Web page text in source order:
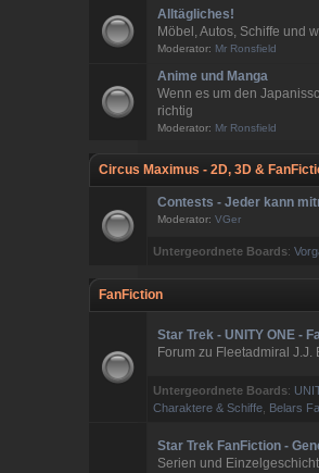
Alltägliches!
Möbel, Autos, Schiffe und
Moderator: Mr Ronsfield
Anime und Manga
Wenn es um den
richtig
Moderator: Mr Ronsfield
Circus Maximus - 2D, 3D &
Contests - Jeder kann
Moderator:VGer
Untergeordnete Boards:
FanFiction
Star Trek - UNITY ONE -
Forum zu Fleetadmiral J.J.
Untergeordnete Boards:
Charaktere & Schiffe Belars
Star Trek FanFiction -
Serien und